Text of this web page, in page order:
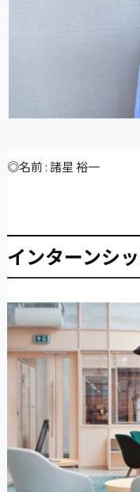
◎名前 : 諸星 裕一
インターンシ